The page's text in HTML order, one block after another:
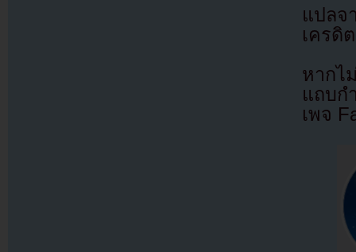
แปล
เครดิ
หากไ
แถบก
เพจ